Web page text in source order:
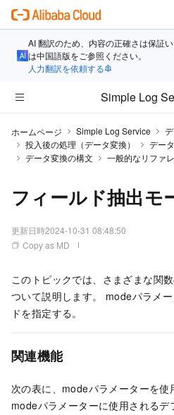
AI 翻訳のため、内容の正確さは保証
は中国語版をご参照ください。
人力翻訳を依頼する
Simple Log
ホームページ Simple Log Service
投入後の処理（データ変換）
デー
データ変換の構文
一般的なリファ
フィールド抽出モ
更新日時2024-10-31 08:48:50
Copy as MD
このトピックでは、さまざまな関
ついて説明します。 modeパラメ
ドを指定する。
関連機能
次の表に、modeパラメーターを
modeパラメーターに使用されるデ